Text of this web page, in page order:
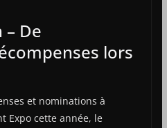
De
lors
et nominations à
Expo cette année, le